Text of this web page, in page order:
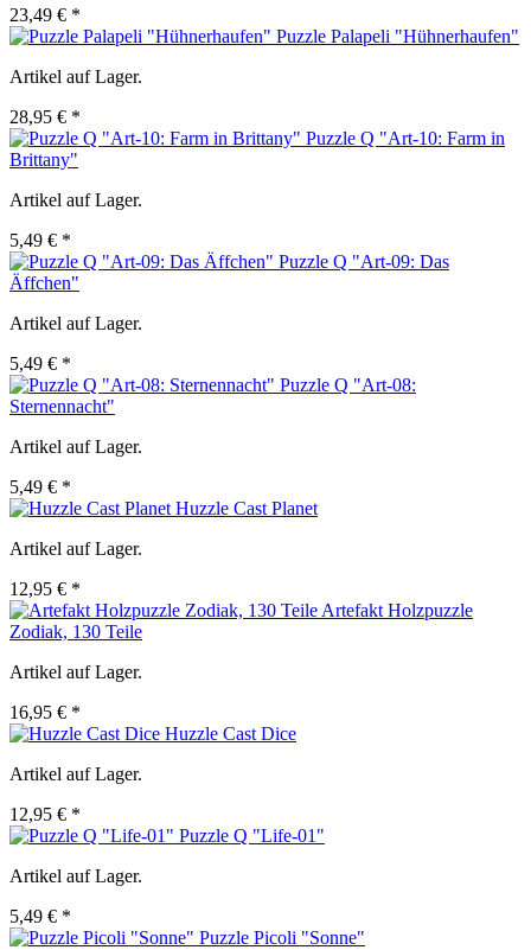
23,49 € *
Puzzle Palapeli "Hühnerhaufen"
Artikel auf Lager.
28,95 € *
Puzzle Q "Art-10: Farm in
Brittany"
Artikel auf Lager.
5,49 € *
Puzzle Q "Art-09: Das
Äffchen"
Artikel auf Lager.
5,49 € *
Puzzle Q "Art-08:
Sternennacht"
Artikel auf Lager.
5,49 € *
Huzzle Cast Planet
Artikel auf Lager.
12,95 € *
Artefakt Holzpuzzle
Zodiak, 130 Teile
Artikel auf Lager.
16,95 € *
Huzzle Cast Dice
Artikel auf Lager.
12,95 € *
Puzzle Q "Life-01"
Artikel auf Lager.
5,49 € *
Puzzle Picoli "Sonne"